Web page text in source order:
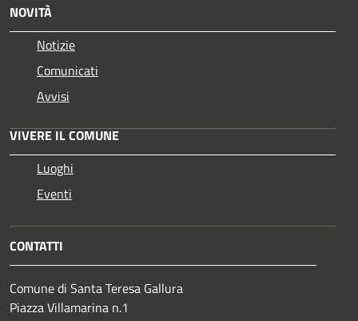
NOVITÀ
Notizie
Comunicati
Avvisi
VIVERE IL COMUNE
Luoghi
Eventi
CONTATTI
Comune di Santa Teresa Gallura
Piazza Villamarina n.1